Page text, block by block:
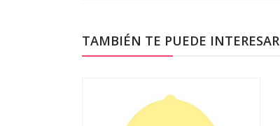
TAMBIÉN TE PUEDE INTERESAR